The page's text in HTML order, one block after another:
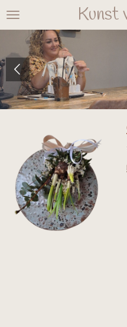
Ga
de
hoofdinhoud
Kunst